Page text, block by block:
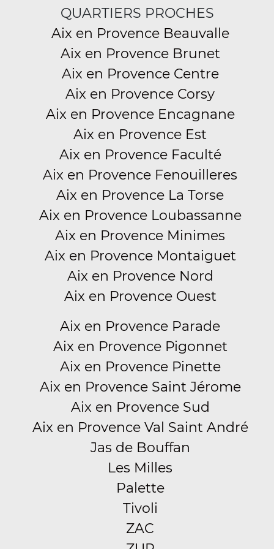
QUARTIERS PROCHES
Aix en Provence Beauvalle
Aix en Provence Brunet
Aix en Provence Centre
Aix en Provence Corsy
Aix en Provence Encagnane
Aix en Provence Est
Aix en Provence Faculté
Aix en Provence Fenouilleres
Aix en Provence La Torse
Aix en Provence Loubassanne
Aix en Provence Minimes
Aix en Provence Montaiguet
Aix en Provence Nord
Aix en Provence Ouest
Aix en Provence Parade
Aix en Provence Pigonnet
Aix en Provence Pinette
Aix en Provence Saint Jérome
Aix en Provence Sud
Aix en Provence Val Saint André
Jas de Bouffan
Les Milles
Palette
Tivoli
ZAC